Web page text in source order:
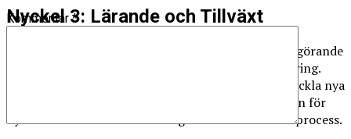
Nyckel 3: Lärande och Tillväxt
Kontinuerligt lärande och personligt växande är avgörande
för att bibehålla en känsla av förnyelse och förbättring.
Detta kan innebära att aktivt söka ny kunskap, utveckla nya
färdigheter eller förbättra befintliga. Att vara öppen för
nya erfarenheter och utmaningar bidrar till denna process.
Kommentar*